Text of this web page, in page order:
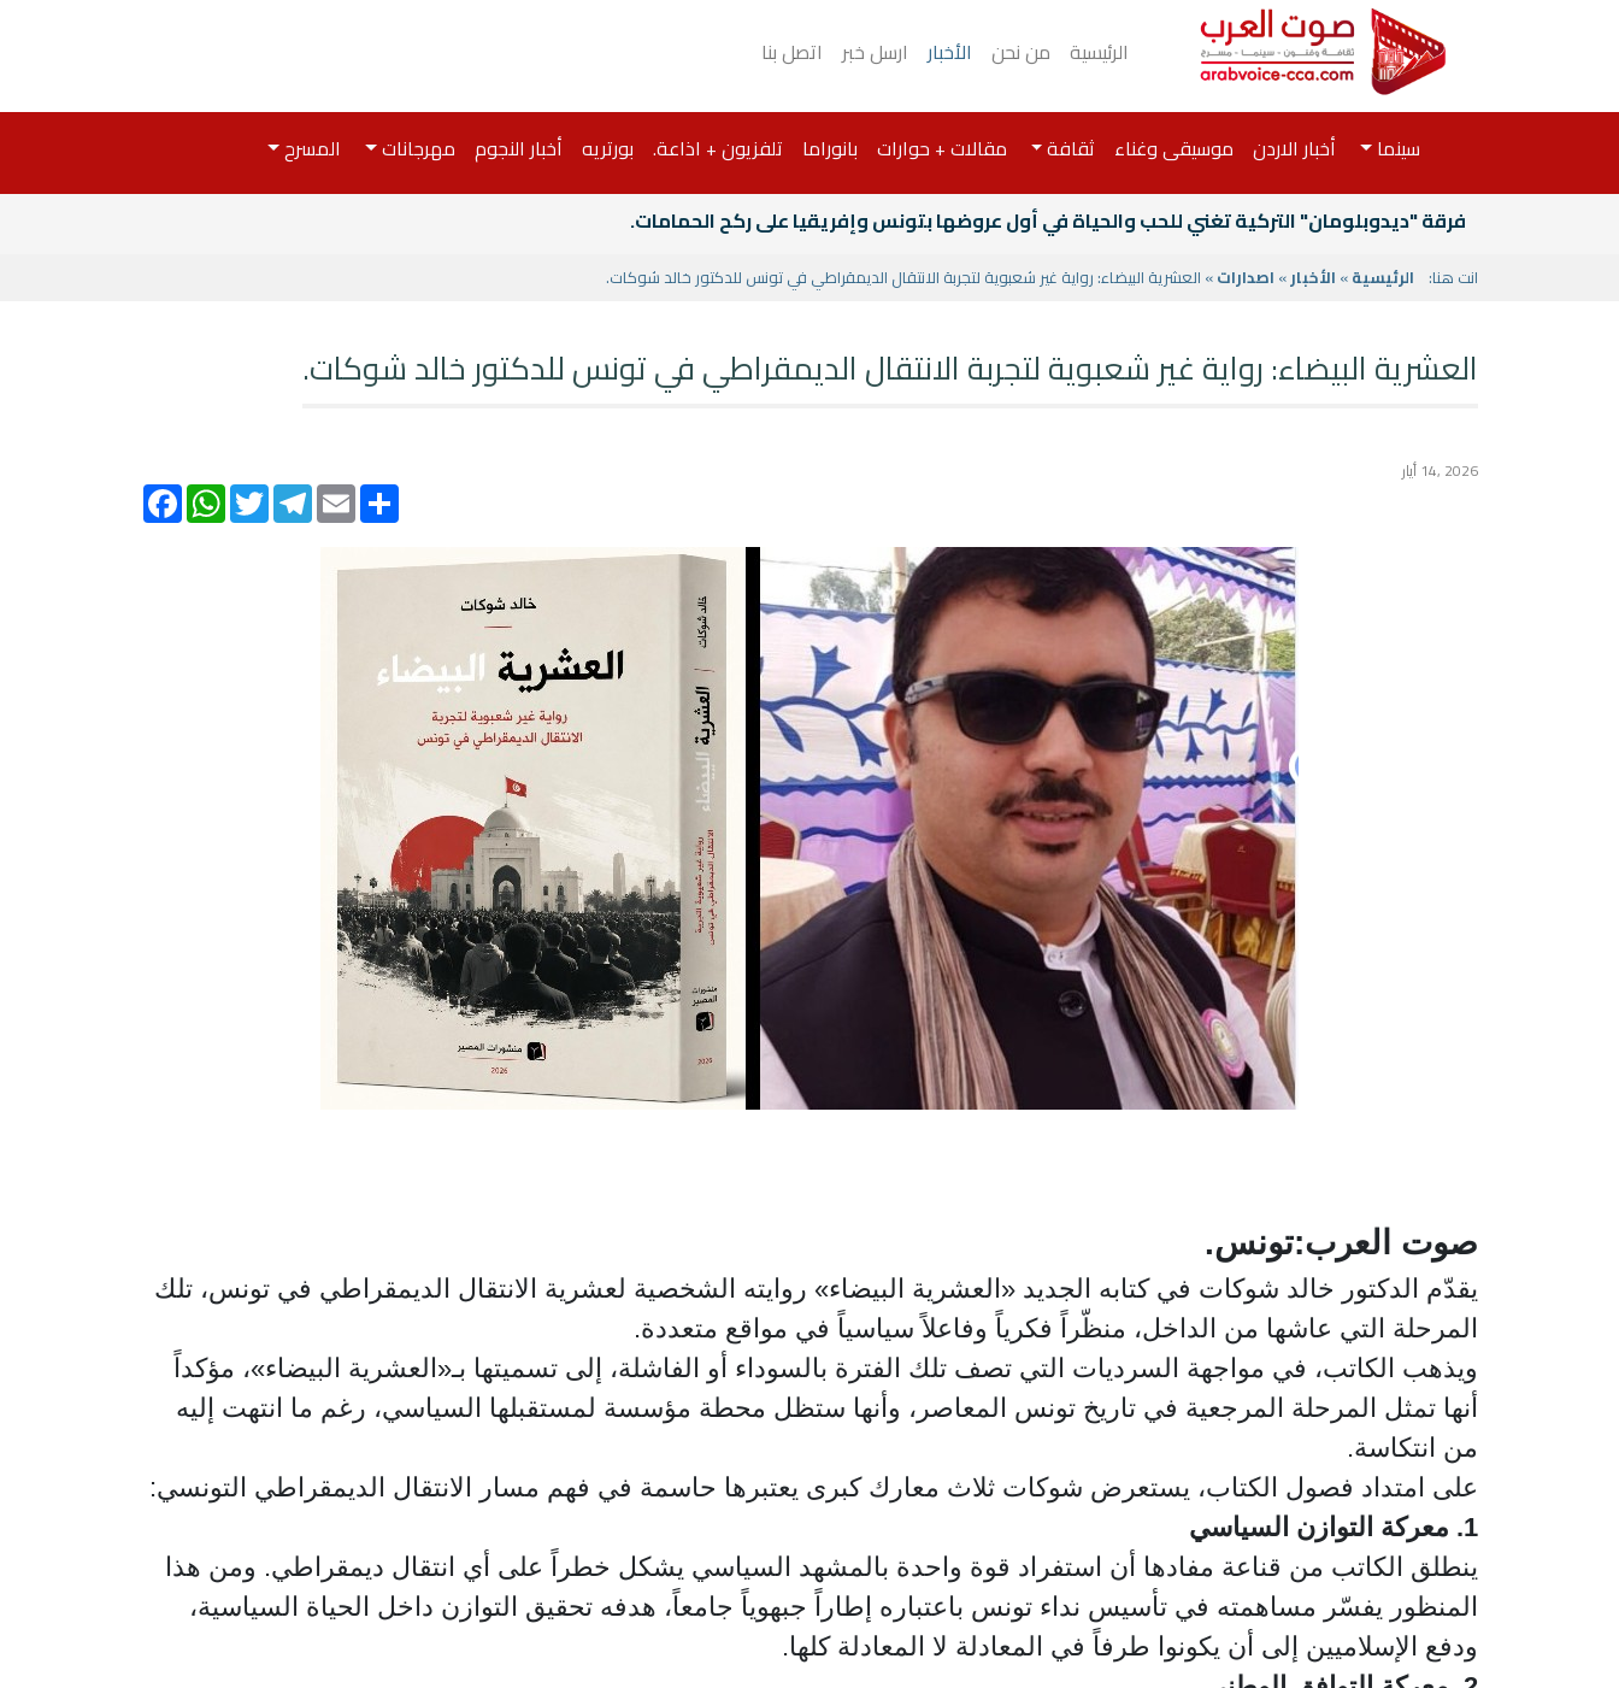
الرئيسية من نحن الأخبار ارسل خبر اتصل بنا
سينما أخبار الاردن موسيقى وغناء ثقافة مقالات + حوارات بانوراما تلفزيون + اذاعة. بورتريه أخبار النجوم مهرجانات
المسرح
فرقة "ديدوبلومان" التركية تغني للحب والحياة في أول عروضها بتونس وإفريقيا على ركح الحمامات.
انت هنا: الرئيسية» الأخبار» اصدارات» العشرية البيضاء: رواية غير شعبوية لتجربة الانتقال الديمقراطي في تونس للدكتور خالد شوكات.
العشرية البيضاء: رواية غير شعبوية لتجربة الانتقال الديمقراطي في تونس للدكتور خالد شوكات.
2026 ,14 أيار
Facebook
WhatsAppTwitterTelegramEmailShare
صوت العرب:تونس.
يقدّم الدكتور خالد شوكات في كتابه الجديد «العشرية البيضاء» روايته الشخصية لعشرية الانتقال الديمقراطي في تونس، تلك
المرحلة التي عاشها من الداخل، منظّراً فكرياً وفاعلاً سياسياً في مواقع متعددة.
ويذهب الكاتب، في مواجهة السرديات التي تصف تلك الفترة بالسوداء أو الفاشلة، إلى تسميتها بـ«العشرية البيضاء»، مؤكداً
أنها تمثل المرحلة المرجعية في تاريخ تونس المعاصر، وأنها ستظل محطة مؤسسة لمستقبلها السياسي، رغم ما انتهت إليه
من انتكاسة.
على امتداد فصول الكتاب، يستعرض شوكات ثلاث معارك كبرى يعتبرها حاسمة في فهم مسار الانتقال الديمقراطي التونسي:
1. معركة التوازن السياسي
ينطلق الكاتب من قناعة مفادها أن استفراد قوة واحدة بالمشهد السياسي يشكل خطراً على أي انتقال ديمقراطي. ومن هذا
المنظور يفسّر مساهمته في تأسيس نداء تونس باعتباره إطاراً جبهوياً جامعاً، هدفه تحقيق التوازن داخل الحياة السياسية،
ودفع الإسلاميين إلى أن يكونوا طرفاً في المعادلة لا المعادلة كلها.